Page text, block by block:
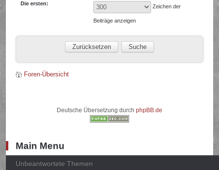
Die ersten:
Zeichen der
Beiträge anzeigen
Foren-Übersicht
Deutsche Übersetzung durch phpBB.de
Main Menu
Unbeantwortete Themen